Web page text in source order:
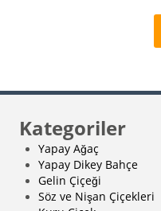
Kategoriler
Yapay Ağaç
Yapay Dikey Bahçe
Gelin Çiçeği
Söz ve Nişan Çiçekleri